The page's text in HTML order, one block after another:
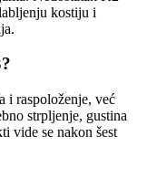
kostiju i
i raspoloženje, već
strpljenje, gustina
vide se nakon šest